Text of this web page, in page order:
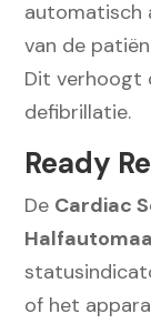
automatisch
van de
Dit verhoogt
defibrillatie.
Ready
De Cardiac
of het